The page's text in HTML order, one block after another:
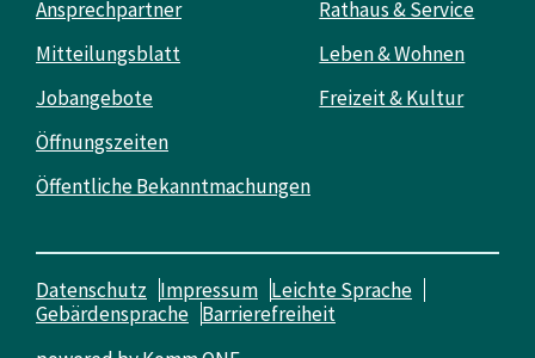
Ansprechpartner
Mitteilungsblatt
Jobangebote
Öffnungszeiten
Öffentliche Bekanntmachungen
Rathaus & Service
Leben & Wohnen
Freizeit & Kultur
Datenschutz Impressum Leichte Sprache
Gebärdensprache Barrierefreiheit